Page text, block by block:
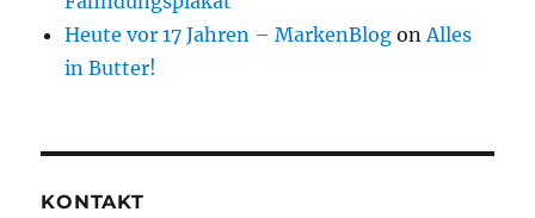
Heute vor 17 Jahren – MarkenBlog onAlles
in Butter!
KONTAKT